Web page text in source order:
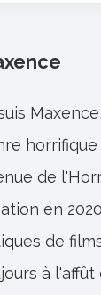
de
en
de
à